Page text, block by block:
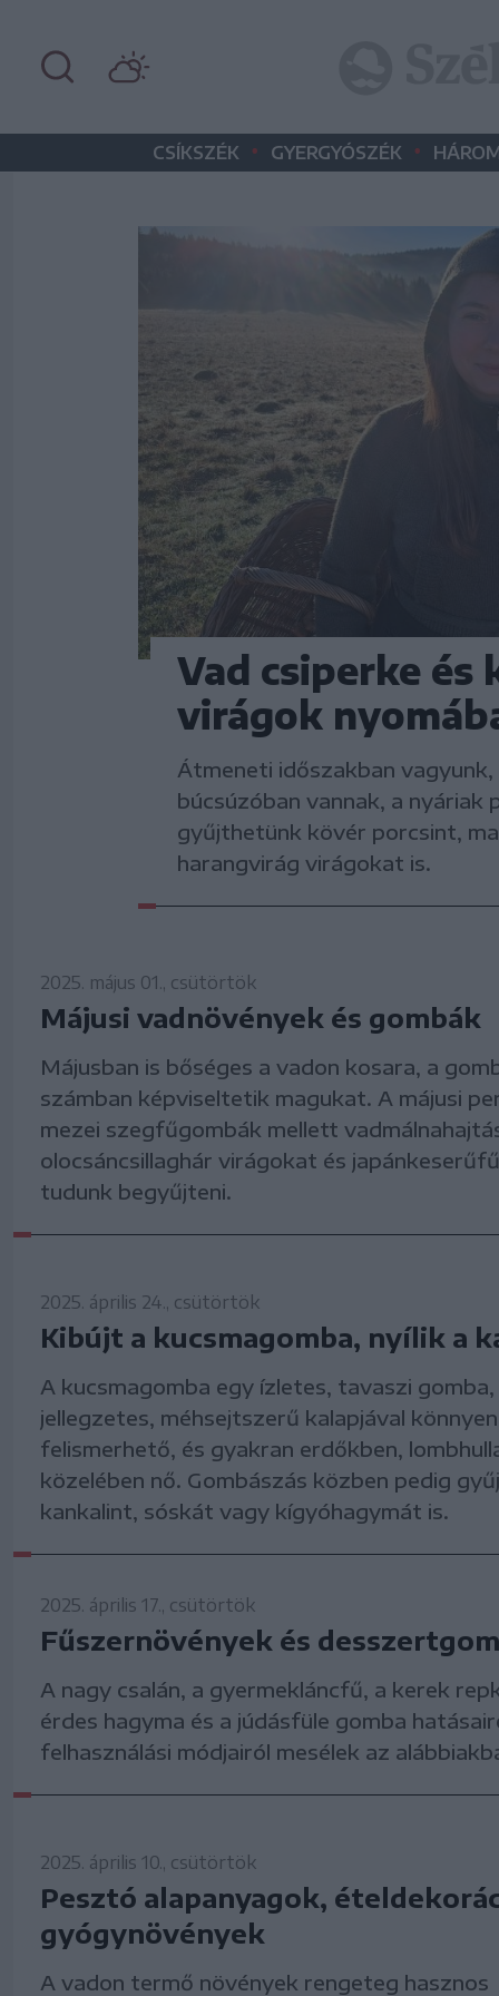
CSÍKSZÉK • GYERGYÓSZÉK •
Vad csiperke és
virágok
Átmeneti időszakban
búcsúzóban vannak, a nyáriak
gyűjthetünk kövér porcsint,
harangvirág virágokat is.
2025. május 01., csütörtök
Májusi vadnövények és gombák
Májusban is bőséges a vadon kosara, a
számban képviseltetik magukat. A májusi
mezei szegfűgombák mellett
olocsáncsillaghár virágokat és
tudunk begyűjteni.
2025. április 24., csütörtök
Kibújt a kucsmagomba, nyílik a
A kucsmagomba egy ízletes, tavaszi gomba,
jellegzetes, méhsejtszerű kalapjával könnyen
felismerhető, és gyakran erdőkben,
közelében nő. Gombászás közben pedig
kankalint, sóskát vagy kígyóhagymát is.
2025. április 17., csütörtök
Fűszernövények és
A nagy csalán, a gyermekláncfű, a kerek
érdes hagyma és a júdásfüle gomba
felhasználási módjairól mesélek az
2025. április 10., csütörtök
Pesztó alapanyagok,
gyógynövények
A vadon termő növények rengeteg hasznos